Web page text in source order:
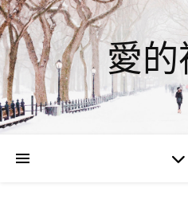
愛